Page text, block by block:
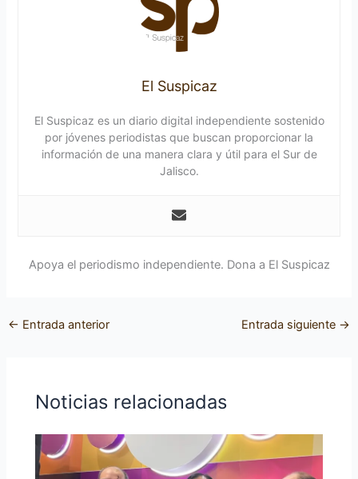
El Suspicaz
El Suspicaz es un diario digital independiente sostenido
por jóvenes periodistas que buscan proporcionar la
información de una manera clara y útil para el Sur de
Jalisco.
Apoya el periodismo independiente. Dona a El Suspicaz
← Entrada anterior Entrada siguiente →
Noticias relacionadas